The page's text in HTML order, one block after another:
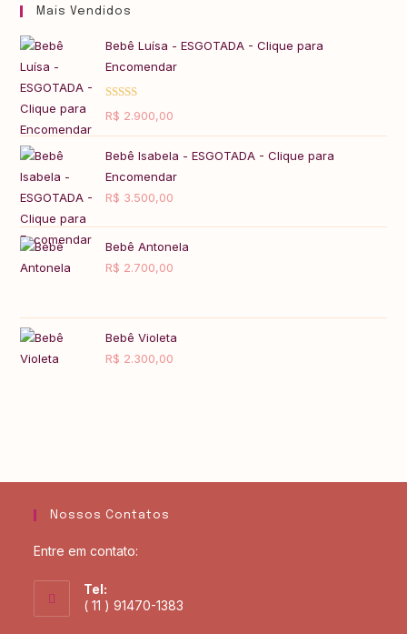
Mais Vendidos
Bebê Luísa - ESGOTADA - Clique para
Encomendar
Avaliação
R$ 2.900,00
Bebê Isabela - ESGOTADA - Clique para
Encomendar
R$ 3.500,00
Bebê Antonela
R$ 2.700,00
Bebê Violeta
R$ 2.300,00
Nossos Contatos
Entre em contato:
Tel:
( 11 ) 91470-1383